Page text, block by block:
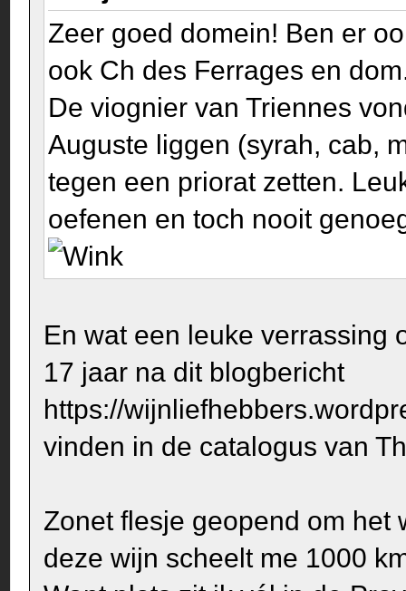
Zeer goed domein! Ben er
ook Ch des Ferrages en
De viognier van Triennes
Auguste liggen (syrah, cab,
tegen een priorat zetten.
oefenen en toch nooit
En wat een leuke verrassing
17 jaar na dit blogbericht
https://
vinden in de catalogus van
Zonet flesje geopend om
deze wijn scheelt me 1000